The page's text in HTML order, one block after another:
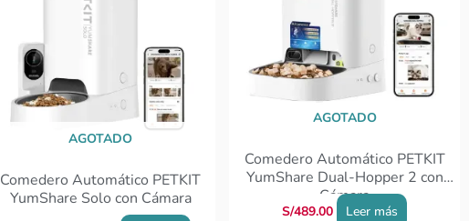
AGOTADO
Comedero Automático PETKIT
YumShare Solo con Cámara
AGOTADO
Comedero Automático PETKIT
YumShare Dual-Hopper 2 con
Cámara
S/489.00 Leer más